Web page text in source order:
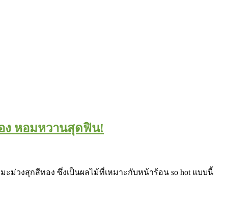
ง หอมหวานสุดฟิน!
ะม่วงสุกสีทอง ซึ่งเป็นผลไม้ที่เหมาะกับหน้าร้อน so hot แบบนี้